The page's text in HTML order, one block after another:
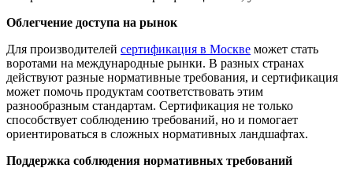
Облегчение доступа на рынок
Для производителей сертификация в Москве может стать
воротами на международные рынки. В разных странах
действуют разные нормативные требования, и сертификация
может помочь продуктам соответствовать этим
разнообразным стандартам. Сертификация не только
способствует соблюдению требований, но и помогает
ориентироваться в сложных нормативных ландшафтах.
Поддержка соблюдения нормативных требований